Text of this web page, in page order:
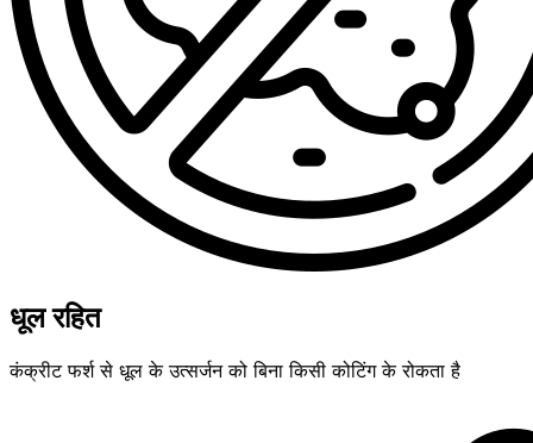
धूल रहित
कंक्रीट फर्श से धूल के उत्सर्जन को बिना किसी कोटिंग के रोकता है